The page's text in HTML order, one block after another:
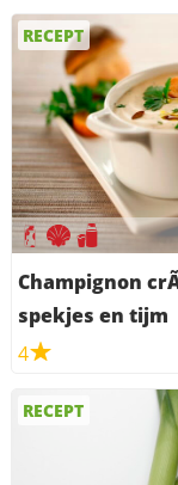
RECEPT
Champignon
spekjes en tijm
4
RECEPT